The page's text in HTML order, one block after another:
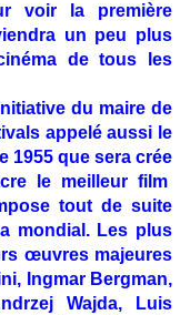
voir la première
un peu plus
de tous les
du maire de
appelé aussi le
1955 que sera crée
le meilleur film
tout de suite
mondial. Les plus
œuvres majeures
Ingmar Bergman,
Wajda, Luis